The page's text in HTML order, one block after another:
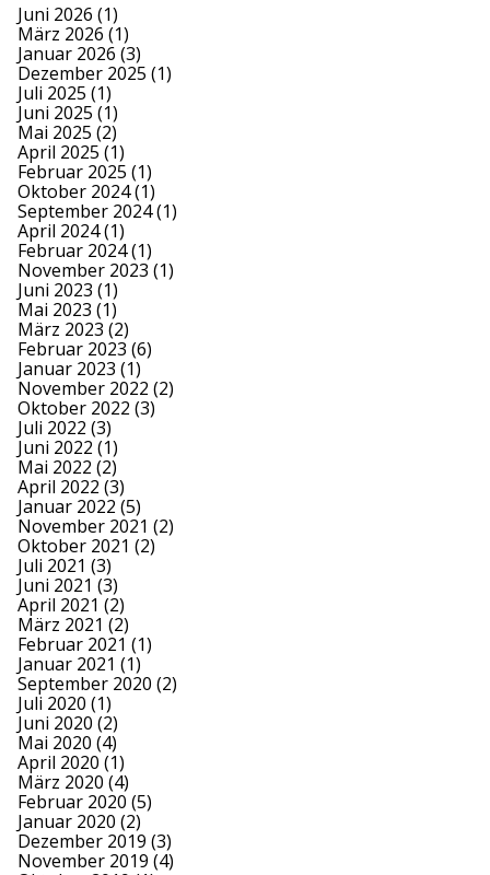
Juni 2026 (1)
März 2026 (1)
Januar 2026 (3)
Dezember 2025 (1)
Juli 2025 (1)
Juni 2025 (1)
Mai 2025 (2)
April 2025 (1)
Februar 2025 (1)
Oktober 2024(1)
September 2024(1)
April 2024(1)
Februar 2024(1)
November 2023 (1)
Juni 2023 (1)
Mai 2023 (1)
März 2023 (2)
Februar 2023 (6)
Januar 2023 (1)
November 2022 (2)
Oktober 2022 (3)
Juli 2022 (3)
Juni 2022 (1)
Mai 2022 (2)
April 2022 (3)
Januar 2022 (5)
November 2021 (2)
Oktober 2021 (2)
Juli 2021 (3)
Juni 2021 (3)
April 2021 (2)
März 2021 (2)
Februar 2021 (1)
Januar 2021 (1)
September 2020 (2)
Juli 2020 (1)
Juni 2020 (2)
Mai 2020 (4)
April 2020 (1)
März 2020 (4)
Februar 2020 (5)
Januar 2020 (2)
Dezember 2019 (3)
November 2019 (4)